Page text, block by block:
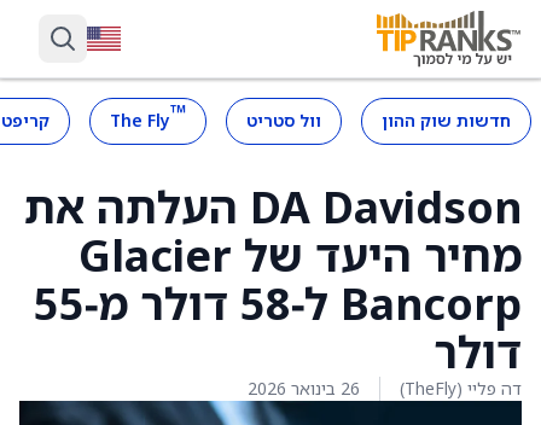
חדשות שוק ההון וול סטריט ™
The Fly
DA Davidson העלתה את
מחיר היעד של Glacier
Bancorp ל‑58 דולר מ‑55
דולר
דה פליי (TheFly) 26 בינואר 2026